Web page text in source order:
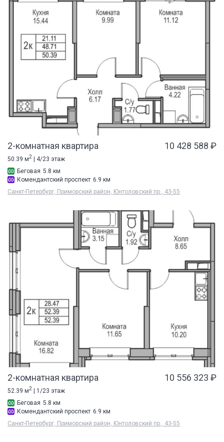
2-комнатная квартира 10 428 588 ₽
50.39 м2 | 4/23 этаж
Беговая 5.8 км
Комендантский проспект 6.9 км
Санкт-Петербург, Приморский район, Юнтоловский пр., 43-55
2-комнатная квартира 10 556 323 ₽
52.39 м2
| 1/23 этаж
Беговая 5.8 км
Комендантский проспект 6.9 км
Санкт-Петербург, Приморский район, Юнтоловский пр., 43-55